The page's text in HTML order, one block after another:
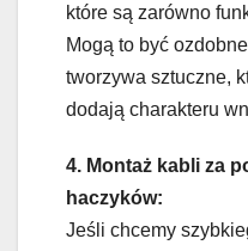
które są zarówno
Mogą to być
tworzywa sztuczne,
dodają charakteru
4. Montaż kabli za
haczyków:
Jeśli chcemy